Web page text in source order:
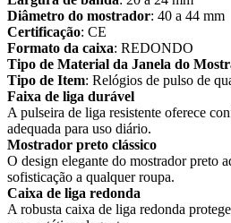
Diâmetro do mostrador: 40 a 44 mm
Certificação: CE
Formato da caixa: REDONDO
Tipo de Material da Janela do
Tipo de Item: Relógios de pulso de
Faixa de liga durável
A pulseira de liga resistente oferece
adequada para uso diário.
Mostrador preto clássico
O design elegante do mostrador preto
sofisticação a qualquer roupa.
Caixa de liga redonda
A robusta caixa de liga redonda